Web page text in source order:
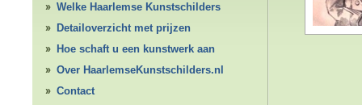
Welke Haarlemse Kunstschilders
Detailoverzicht met prijzen
Hoe schaft u een kunstwerk aan
Over HaarlemseKunstschilders.nl
Contact